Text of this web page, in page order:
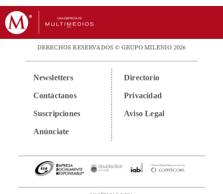
DERECHOS RESERVADOS © GRUPO MILENIO 2026
Newsletters
Contáctanos
Suscripciones
Anúnciate
Directorio
Privacidad
Aviso Legal